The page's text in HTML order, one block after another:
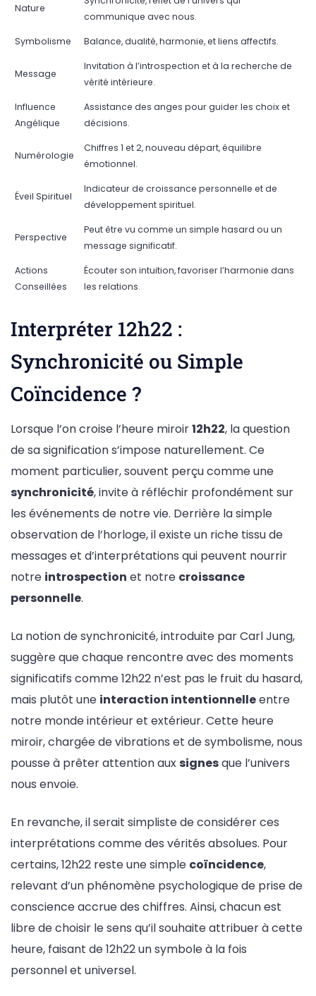
Nature
communique avec nous.
Symbolisme Balance, dualité, harmonie, et liens affectifs.
Message
Invitation à l’introspection et à la recherche de
vérité intérieure.
Influence
Angélique
Assistance des anges pour guider les choix et
décisions.
Numérologie
Chiffres 1 et 2, nouveau départ, équilibre
émotionnel.
Éveil Spirituel
Indicateur de croissance personnelle et de
développement spirituel.
Perspective
Peut être vu comme un simple hasard ou un
message significatif.
Actions
Conseillées
Écouter son intuition, favoriser l’harmonie dans
les relations.
Interpréter 12h22 :
Synchronicité ou Simple
Coïncidence ?
Lorsque l’on croise l’heure miroir12h22, la question
de sa signification s’impose naturellement. Ce
moment particulier, souvent perçu comme une
synchronicité, invite à réfléchir profondément sur
les événements de notre vie. Derrière la simple
observation de l’horloge, il existe un riche tissu de
messages et d’interprétations qui peuvent nourrir
notre introspection et notre croissance
personnelle.
La notion de synchronicité, introduite par Carl Jung,
suggère que chaque rencontre avec des moments
significatifs comme 12h22 n’est pas le fruit du hasard,
mais plutôt une interaction intentionnelleentre
notre monde intérieur et extérieur. Cette heure
miroir, chargée de vibrations et de symbolisme, nous
pousse à prêter attention aux signesque l’univers
nous envoie.
En revanche, il serait simpliste de considérer ces
interprétations comme des vérités absolues. Pour
certains, 12h22 reste une simple coïncidence,
relevant d’un phénomène psychologique de prise de
conscience accrue des chiffres. Ainsi, chacun est
libre de choisir le sens qu’il souhaite attribuer à cette
heure, faisant de 12h22 un symbole à la fois
personnel et universel.